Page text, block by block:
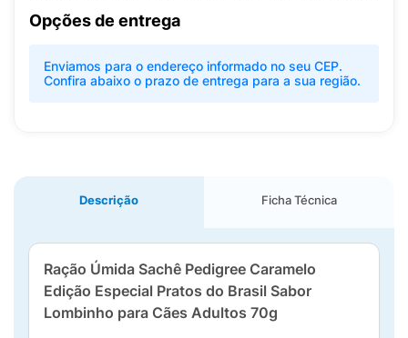
Opções de entrega
Enviamos para o endereço informado no seu CEP.
Confira abaixo o prazo de entrega para a sua região.
Descrição Ficha Técnica
Ração Úmida Sachê Pedigree Caramelo
Edição Especial Pratos do Brasil Sabor
Lombinho para Cães Adultos 70g